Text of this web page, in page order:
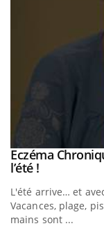
Youtube
Eczéma
l’été !Youtube
L'été arrive… et
Vacances, plage,
mains sont ...